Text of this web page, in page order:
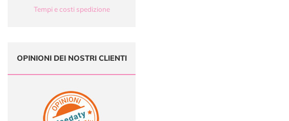
Tempi e costi spedizione
OPINIONI DEI NOSTRI CLIENTI